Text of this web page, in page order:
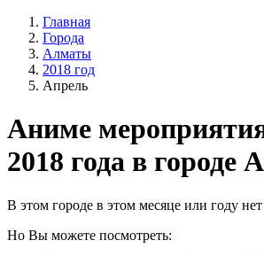
Главная
Города
Алматы
2018 год
Апрель
Аниме
2018 года в городе
В этом городе в этом месяце или году
Но Вы можете посмотреть: